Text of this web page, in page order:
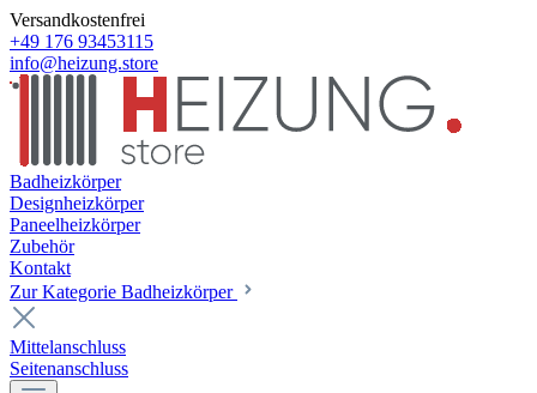
Versandkostenfrei
+49 176 93453115
info@heizung.store
Badheizkörper
Designheizkörper
Paneelheizkörper
Zubehör
Kontakt
Zur Kategorie Badheizkörper
Mittelanschluss
Seitenanschluss